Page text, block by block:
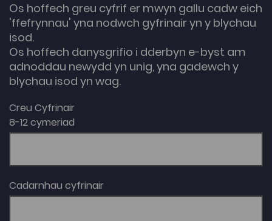
Os hoffech greu cyfrif er mwyn gallu cadw eich
'ffefrynnau' yna nodwch gyfrinair yn y blychau
isod.
Os hoffech danysgrifio i dderbyn e-byst am
adnoddau newydd yn unig, yna gadewch y
blychau isod yn wag.
Creu Cyfrinair
8-12 cymeriad
Cadarnhau cyfrinair